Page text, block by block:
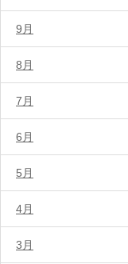
9月
8月
7月
6月
5月
4月
3月